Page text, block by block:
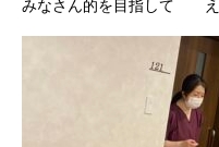
みなさん的を目指して